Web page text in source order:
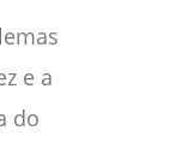
e a
do